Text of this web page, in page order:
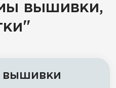
вышивки,
вышивки